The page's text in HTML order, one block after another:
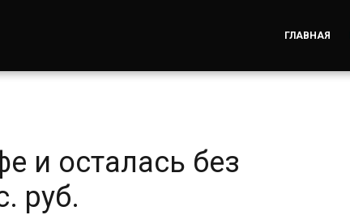
ГЛАВНАЯ
и осталась без
руб.